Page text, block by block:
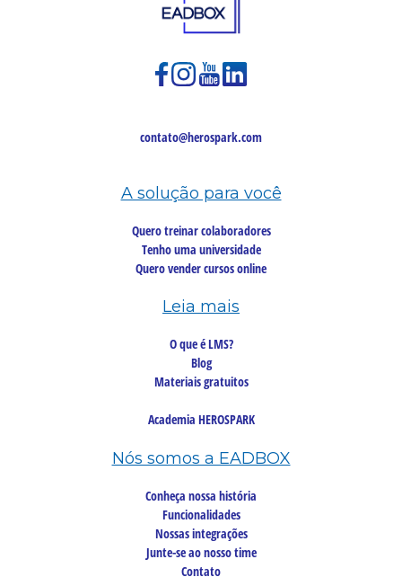
contato@herospark.com
A solução para você
Quero treinar colaboradores
Tenho uma universidade
Quero vender cursos online
Leia mais
O que é LMS?
Blog
Materiais gratuitos
Academia HEROSPARK
Nós somos a EADBOX
Conheça nossa história
Funcionalidades
Nossas integrações
Junte-se ao nosso time
Contato